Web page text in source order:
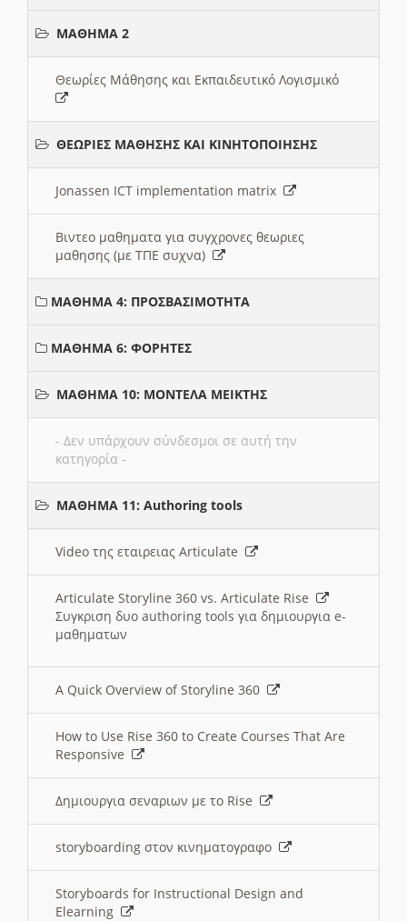
ΜΑΘΗΜΑ 2
Θεωρίες Μάθησης και Εκπαιδευτικό Λογισμικό
ΘΕΩΡΙΕΣ ΜΑΘΗΣΗΣ ΚΑΙ ΚΙΝΗΤΟΠΟΙΗΣΗΣ
Jonassen ICT implementation matrix
Βιντεο μαθηματα για συγχρονες θεωριες
μαθησης (με ΤΠΕ συχνα)
ΜΑΘΗΜΑ 4: ΠΡΟΣΒΑΣΙΜΟΤΗΤΑ
ΜΑΘΗΜΑ 6: ΦΟΡΗΤΕΣ
ΜΑΘΗΜΑ 10: ΜΟΝΤΕΛΑ ΜΕΙΚΤΗΣ
- Δεν υπάρχουν σύνδεσμοι σε αυτή την
κατηγορία -
ΜΑΘΗΜΑ 11: Authoring tools
Video της εταιρειας Articulate
Articulate Storyline 360 vs. Articulate Rise
Συγκριση δυο authoring tools για δημιουργια e-
μαθηματων
A Quick Overview of Storyline 360
How to Use Rise 360 to Create Courses That Are
Responsive
Δημιουργια σεναριων με το Rise
storyboarding στον κινηματογραφο
Storyboards for Instructional Design and
Elearning